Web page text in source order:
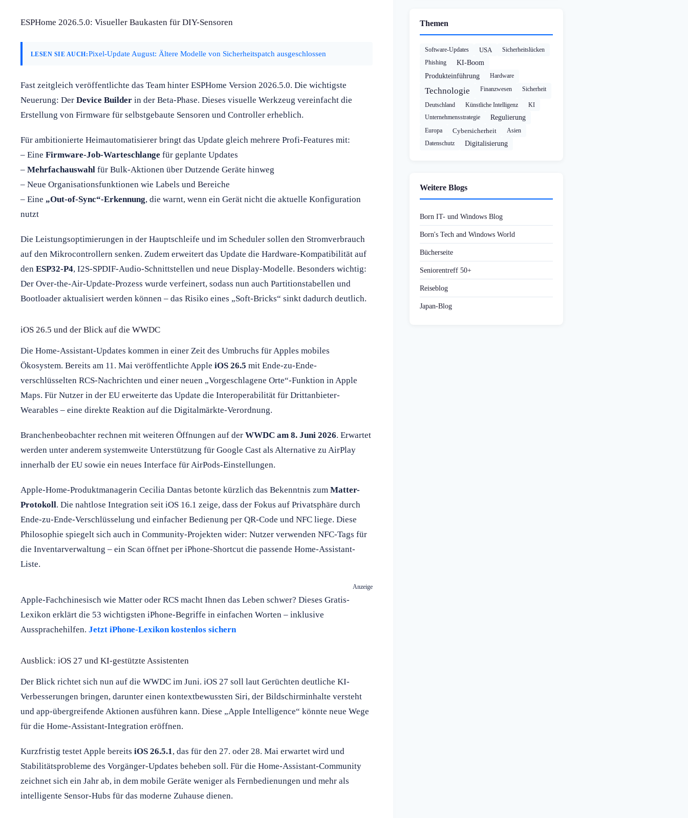
ESPHome 2026.5.0: Visueller Baukasten für DIY-Sensoren
LESEN SIE AUCH:Pixel-Update August: Ältere Modelle von Sicherheitspatch ausgeschlossen
Fast zeitgleich veröffentlichte das Team hinter ESPHome Version 2026.5.0. Die wichtigste
Neuerung: Der Device Builder in der Beta-Phase. Dieses visuelle Werkzeug vereinfacht die
Erstellung von Firmware für selbstgebaute Sensoren und Controller erheblich.
Für ambitionierte Heimautomatisierer bringt das Update gleich mehrere Profi-Features mit:
– Eine Firmware-Job-Warteschlange für geplante Updates
– Mehrfachauswahl für Bulk-Aktionen über Dutzende Geräte hinweg
– Neue Organisationsfunktionen wie Labels und Bereiche
– Eine „Out-of-Sync“-Erkennung, die warnt, wenn ein Gerät nicht die aktuelle Konfiguration
nutzt
Die Leistungsoptimierungen in der Hauptschleife und im Scheduler sollen den Stromverbrauch
auf den Mikrocontrollern senken. Zudem erweitert das Update die Hardware-Kompatibilität auf
den ESP32-P4, I2S-SPDIF-Audio-Schnittstellen und neue Display-Modelle. Besonders wichtig:
Der Over-the-Air-Update-Prozess wurde verfeinert, sodass nun auch Partitionstabellen und
Bootloader aktualisiert werden können – das Risiko eines „Soft-Bricks“ sinkt dadurch deutlich.
iOS 26.5 und der Blick auf die WWDC
Die Home-Assistant-Updates kommen in einer Zeit des Umbruchs für Apples mobiles
Ökosystem. Bereits am 11. Mai veröffentlichte Apple iOS 26.5 mit Ende-zu-Ende-
verschlüsselten RCS-Nachrichten und einer neuen „Vorgeschlagene Orte“-Funktion in Apple
Maps. Für Nutzer in der EU erweiterte das Update die Interoperabilität für Drittanbieter-
Wearables – eine direkte Reaktion auf die Digitalmärkte-Verordnung.
Branchenbeobachter rechnen mit weiteren Öffnungen auf der WWDC am 8. Juni 2026. Erwartet
werden unter anderem systemweite Unterstützung für Google Cast als Alternative zu AirPlay
innerhalb der EU sowie ein neues Interface für AirPods-Einstellungen.
Apple-Home-Produktmanagerin Cecilia Dantas betonte kürzlich das Bekenntnis zum Matter-
Protokoll. Die nahtlose Integration seit iOS 16.1 zeige, dass der Fokus auf Privatsphäre durch
Ende-zu-Ende-Verschlüsselung und einfacher Bedienung per QR-Code und NFC liege. Diese
Philosophie spiegelt sich auch in Community-Projekten wider: Nutzer verwenden NFC-Tags für
die Inventarverwaltung – ein Scan öffnet per iPhone-Shortcut die passende Home-Assistant-
Liste.
Anzeige
Apple-Fachchinesisch wie Matter oder RCS macht Ihnen das Leben schwer? Dieses Gratis-
Lexikon erklärt die 53 wichtigsten iPhone-Begriffe in einfachen Worten – inklusive
Aussprachehilfen. Jetzt iPhone-Lexikon kostenlos sichern
Ausblick: iOS 27 und KI-gestützte Assistenten
Der Blick richtet sich nun auf die WWDC im Juni. iOS 27 soll laut Gerüchten deutliche KI-
Verbesserungen bringen, darunter einen kontextbewussten Siri, der Bildschirminhalte versteht
und app-übergreifende Aktionen ausführen kann. Diese „Apple Intelligence“ könnte neue Wege
für die Home-Assistant-Integration eröffnen.
Kurzfristig testet Apple bereits iOS 26.5.1 , das für den 27. oder 28. Mai erwartet wird und
Stabilitätsprobleme des Vorgänger-Updates beheben soll. Für die Home-Assistant-Community
zeichnet sich ein Jahr ab, in dem mobile Geräte weniger als Fernbedienungen und mehr als
intelligente Sensor-Hubs für das moderne Zuhause dienen.
Themen
Software-Updates USA
Sicherheitslücken
Phishing
KI-Boom
Produkteinführung
Hardware
Technologie Finanzwesen Sicherheit
Deutschland Künstliche Intelligenz
KI
Unternehmensstrategie
Regulierung
Europa Cybersicherheit
Asien
Datenschutz
Digitalisierung
Weitere Blogs
Born IT- und Windows Blog
Born's Tech and Windows World
Bücherseite
Seniorentreff 50+
Reiseblog
Japan-Blog